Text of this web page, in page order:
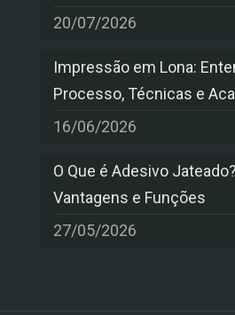
20/07/2026
Impressão em Lona:
Processo, Técnicas e
16/06/2026
O Que é Adesivo
Vantagens e Funções
27/05/2026